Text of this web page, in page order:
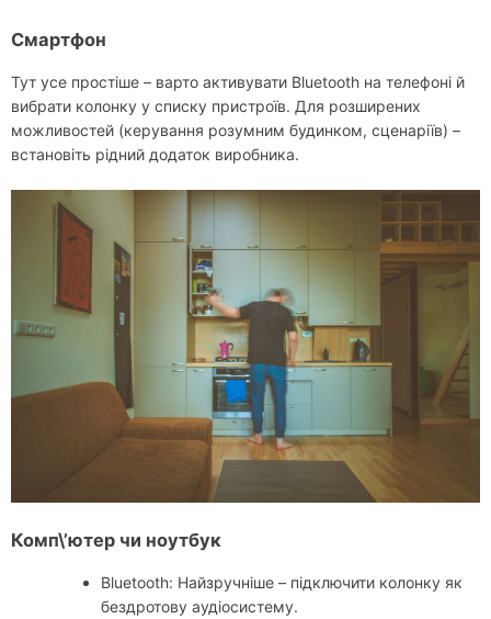
Смартфон
Тут усе простіше – варто активувати Bluetooth на телефоні й
вибрати колонку у списку пристроїв. Для розширених
можливостей (керування розумним будинком, сценаріїв) –
встановіть рідний додаток виробника.
Комп\’ютер чи ноутбук
Bluetooth: Найзручніше – підключити колонку як
бездротову аудіосистему.